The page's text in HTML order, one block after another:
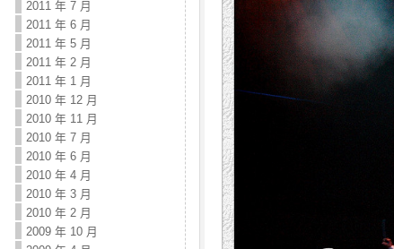
2011 年 7 月
2011 年 6 月
2011 年 5 月
2011 年 2 月
2011 年 1 月
2010 年 12 月
2010 年 11 月
2010 年 7 月
2010 年 6 月
2010 年 4 月
2010 年 3 月
2010 年 2 月
2009 年 10 月